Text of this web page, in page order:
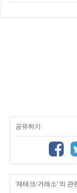
공유하기
'재테크/거래소' 의 관